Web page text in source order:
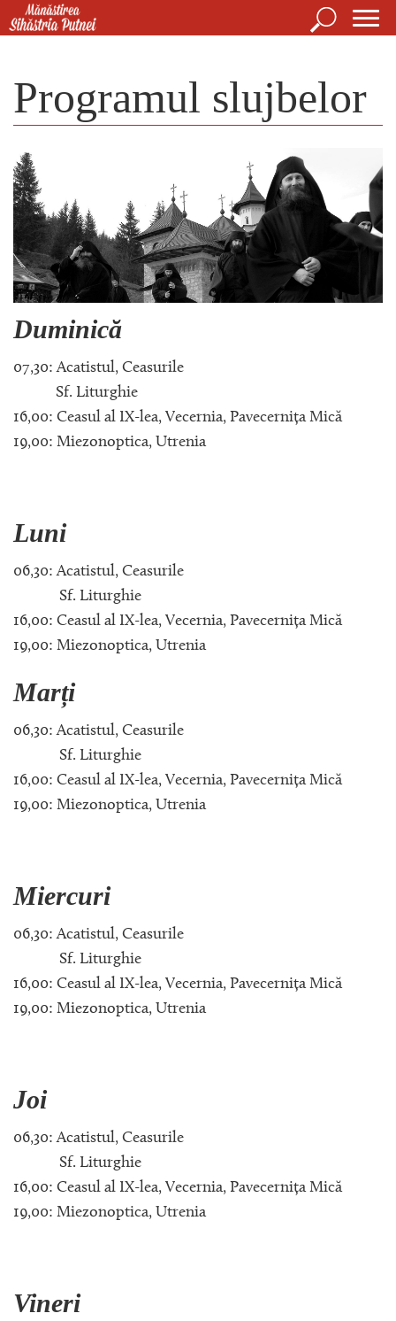
Mergi la conţinutul principal
Căutare
Programul slujbelor
Duminică
07,30: Acatistul, Ceasurile
Sf. Liturghie
16,00: Ceasul al IX-lea, Vecernia, Pavecernița Mică
19,00: Miezonoptica, Utrenia
Luni
06,30: Acatistul, Ceasurile
Sf. Liturghie
16,00: Ceasul al IX-lea, Vecernia, Pavecernița Mică
19,00: Miezonoptica, Utrenia
Marți
06,30: Acatistul, Ceasurile
Sf. Liturghie
16,00: Ceasul al IX-lea, Vecernia, Pavecernița Mică
19,00: Miezonoptica, Utrenia
Miercuri
06,30: Acatistul, Ceasurile
Sf. Liturghie
16,00: Ceasul al IX-lea, Vecernia, Pavecernița Mică
19,00: Miezonoptica, Utrenia
Joi
06,30: Acatistul, Ceasurile
Sf. Liturghie
16,00: Ceasul al IX-lea, Vecernia, Pavecernița Mică
19,00: Miezonoptica, Utrenia
Vineri